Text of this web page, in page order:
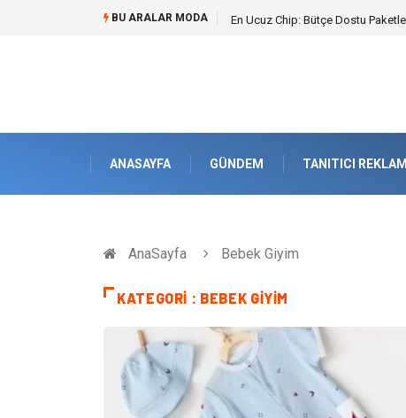
BU ARALAR MODA Bohem Ev Dekoru Nedir?
ANASAYFA GÜNDEM TANITICI REKLAM
AnaSayfa Bebek Giyim
KATEGORI : BEBEK GIYIM